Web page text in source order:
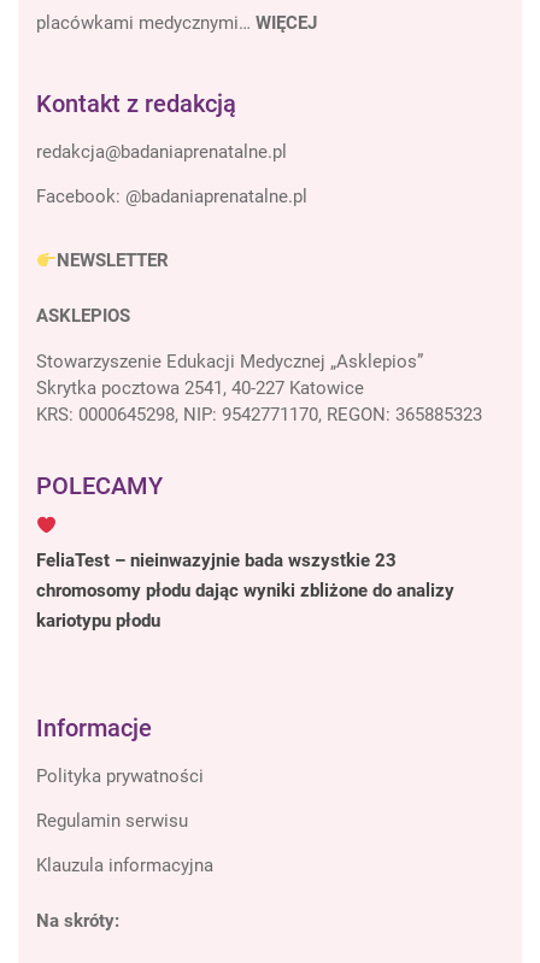
placówkami medycznymi… WIĘCEJ
Kontakt z redakcją
Facebook: @badaniaprenatalne.pl
NEWSLETTER
ASKLEPIOS
Stowarzyszenie Edukacji Medycznej „Asklepios”
Skrytka pocztowa 2541, 40-227 Katowice
KRS: 0000645298, NIP: 9542771170, REGON: 365885323
POLECAMY
FeliaTest – nieinwazyjnie bada wszystkie 23
chromosomy płodu dając wyniki zbliżone do analizy
kariotypu płodu
Informacje
Polityka prywatności
Regulamin serwisu
Klauzula informacyjna
Na skróty: